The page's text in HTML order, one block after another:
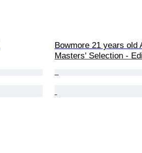
Bowmore 21 years old
Masters' Selection -